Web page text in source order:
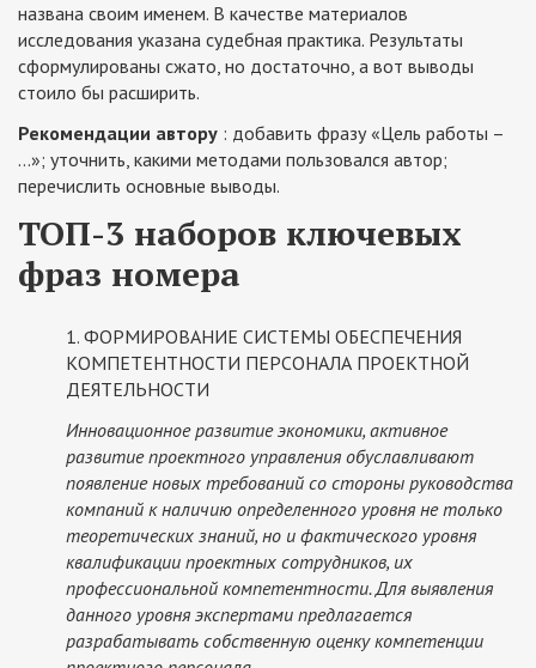
названа своим именем. В качестве материалов
исследования указана судебная практика. Результаты
сформулированы сжато, но достаточно, а вот выводы
стоило бы расширить.
Рекомендации автору : добавить фразу «Цель работы –
…»; уточнить, какими методами пользовался автор;
перечислить основные выводы.
ТОП-3 наборов ключевых
фраз номера
1. ФОРМИРОВАНИЕ СИСТЕМЫ ОБЕСПЕЧЕНИЯ
КОМПЕТЕНТНОСТИ ПЕРСОНАЛА ПРОЕКТНОЙ
ДЕЯТЕЛЬНОСТИ
Инновационное развитие экономики, активное
развитие проектного управления обуславливают
появление новых требований со стороны руководства
компаний к наличию определенного уровня не только
теоретических знаний, но и фактического уровня
квалификации проектных сотрудников, их
профессиональной компетентности. Для выявления
данного уровня экспертами предлагается
разрабатывать собственную оценку компетенции